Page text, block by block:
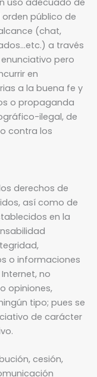
uso adecuado de
público de
(chat,
a través
pero
en
a la buena fe y
o propaganda
ilegal, de
contra los
derechos de
así como de
en la
o informaciones
no
opiniones,
tipo; pues se
de carácter
cesión,